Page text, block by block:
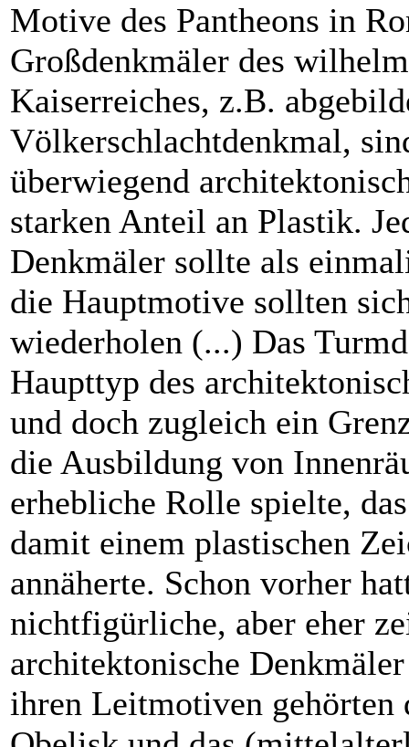
Motive des Pantheons in
Großdenkmäler des
Kaiserreiches, z.B.
Völkerschlachtdenkmal,
überwiegend
starken Anteil an Plastik.
Denkmäler sollte als
die Hauptmotive sollten
wiederholen (...) Das
Haupttyp des
und doch zugleich ein
die Ausbildung von
erhebliche Rolle spielte,
damit einem plastischen
annäherte. Schon vorher
nichtfigürliche, aber eher
architektonische
ihren Leitmotiven gehörten